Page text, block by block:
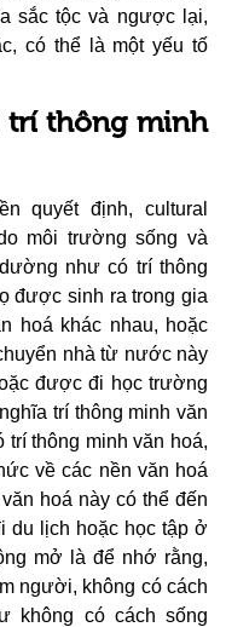
sắc tộc và ngược lại,
có thể là một yếu tố
trí thông minh
quyết định, cultural
môi trường sống và
như có trí thông
được sinh ra trong gia
hoá khác nhau, hoặc
nhà từ nước này
được đi học trường
trí thông minh văn
thông minh văn hoá,
về các nền văn hoá
hoá này có thể đến
du lịch hoặc học tập ở
mở là để nhớ rằng,
người, không có cách
không có cách sống